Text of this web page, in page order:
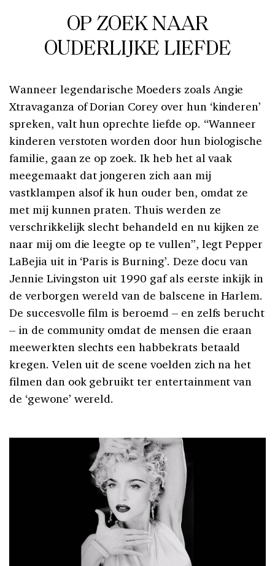
OP ZOEK NAAR
OUDERLIJKE LIEFDE
Wanneer legendarische Moeders zoals Angie
Xtravaganza of Dorian Corey over hun ‘kinderen’
spreken, valt hun oprechte liefde op. “Wanneer
kinderen verstoten worden door hun biologische
familie, gaan ze op zoek. Ik heb het al vaak
meegemaakt dat jongeren zich aan mij
vastklampen alsof ik hun ouder ben, omdat ze
met mij kunnen praten. Thuis werden ze
verschrikkelijk slecht behandeld en nu kijken ze
naar mij om die leegte op te vullen”, legt Pepper
LaBejia uit in ‘Paris is Burning’. Deze docu van
Jennie Livingston uit 1990 gaf als eerste inkijk in
de verborgen wereld van de balscene in Harlem.
De succesvolle film is beroemd – en zelfs berucht
– in de community omdat de mensen die eraan
meewerkten slechts een habbekrats betaald
kregen. Velen uit de scene voelden zich na het
filmen dan ook gebruikt ter entertainment van
de ‘gewone’ wereld.